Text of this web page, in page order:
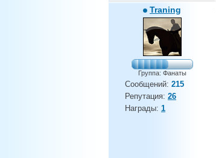
Traning
Группа: Фанаты
Сообщений: 215
Репутация: 26
Награды: 1